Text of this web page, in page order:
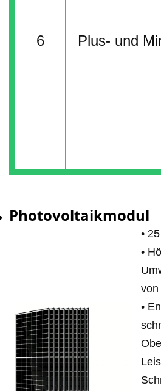
6 Plus- und
Photovoltaikmodul
•
•
von
•